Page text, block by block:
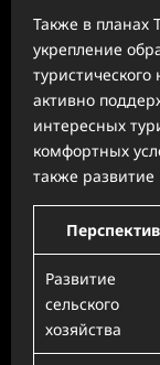
Также в планах
укрепление
активно
интересных
комфортных
также
Развитие
сельского
хозяйства